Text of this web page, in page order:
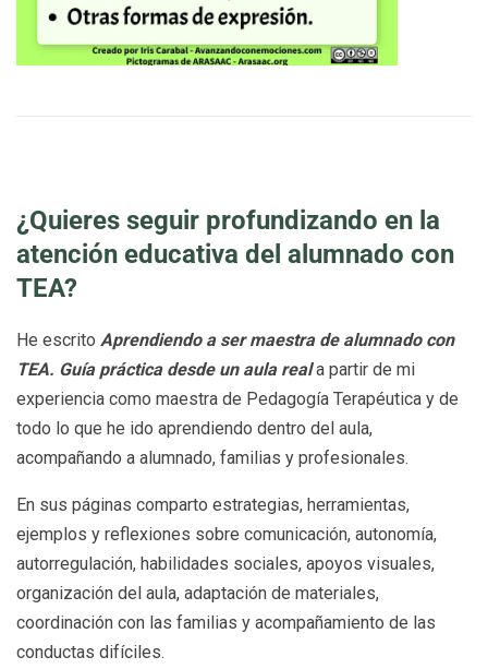
¿Quieres seguir profundizando en la
atención educativa del alumnado con
TEA?
He escrito Aprendiendo a ser maestra de alumnado con
TEA. Guía práctica desde un aula reala partir de mi
experiencia como maestra de Pedagogía Terapéutica y de
todo lo que he ido aprendiendo dentro del aula,
acompañando a alumnado, familias y profesionales.
En sus páginas comparto estrategias, herramientas,
ejemplos y reflexiones sobre comunicación, autonomía,
autorregulación, habilidades sociales, apoyos visuales,
organización del aula, adaptación de materiales,
coordinación con las familias y acompañamiento de las
conductas difíciles.